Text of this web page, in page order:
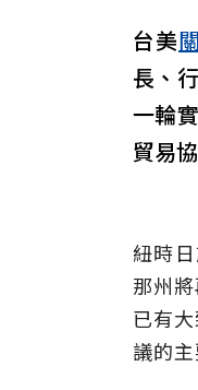
台美
長、
一輪
貿易
紐時
那州
已有
議的主